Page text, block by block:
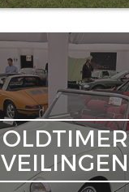
OLDTIMER
VEILINGEN